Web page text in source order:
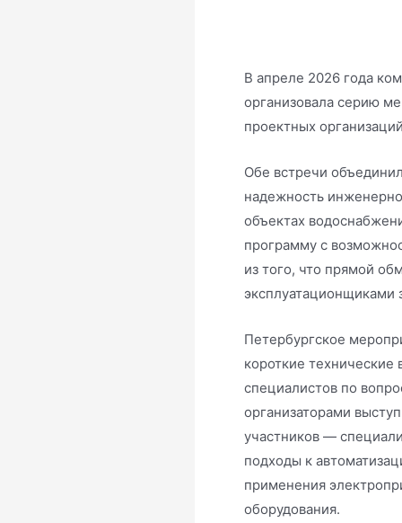
В апреле 2026 года
организовала серию
проектных
Обе встречи
надежность
объектах
программу с
из того, что прямой
Петербургское
короткие
специалистов по
организаторами
участников —
подходы к
применения
оборудования.